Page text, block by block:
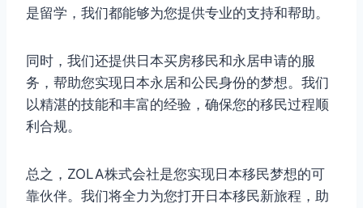
是留学，我们都能够为您提供专业的支持和帮助。
同时，我们还提供日本买房移民和永居申请的服
务，帮助您实现日本永居和公民身份的梦想。我们
以精湛的技能和丰富的经验，确保您的移民过程顺
利合规。
总之，ZOLA株式会社是您实现日本移民梦想的可
靠伙伴。我们将全力为您打开日本移民新旅程，助